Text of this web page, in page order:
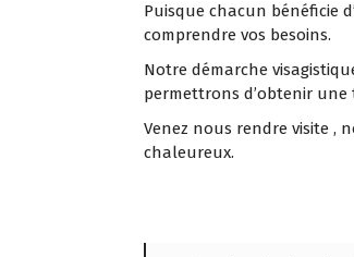
Puisque chacun bénéficie
comprendre vos besoins.
Notre démarche
permettrons d’obtenir
Venez nous rendre visite ,
chaleureux.